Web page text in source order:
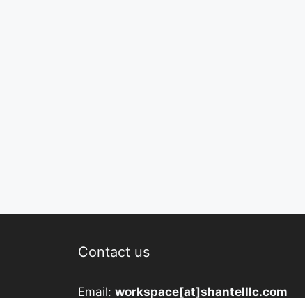
Contact us
Email: workspace[at]shantelllc.com